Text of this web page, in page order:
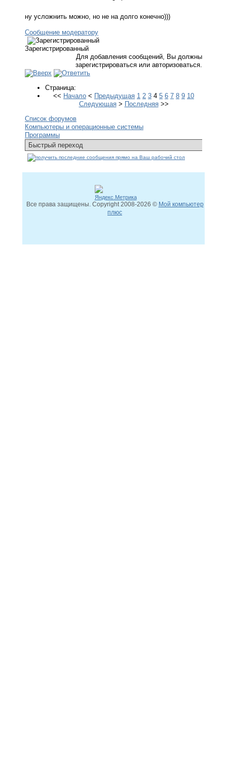
ну усложнить можно, но не на долго конечно)))
Сообщение модератору
Зарегистрированный
Для добавления сообщений, Вы должны
зарегистрироваться или авторизоваться.
Страница:
<< Начало < Предыдущая 1 2 3 4 5 6 7 8 9 10
Следующая> Последняя>>
Список форумов
Компьютеры и операционные системы
Программы
Все права защищены. Copyright2008-2026 © Мой компьютер
плюс